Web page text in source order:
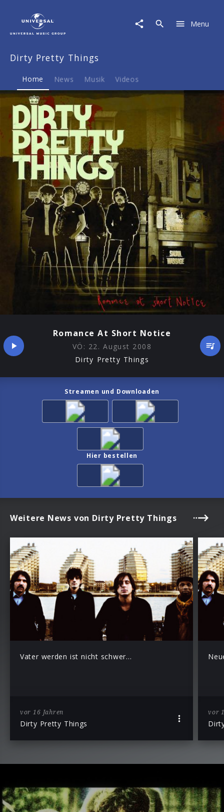
Menu
Dirty Pretty Things
Home News Musik Videos
Romance At Short Notice
VÖ: 22. August 2008
Dirty Pretty Things
Streamen und Downloaden
Hier bestellen
Weitere News von Dirty Pretty Things
Vater werden ist nicht schwer…
vor 16 Jahren
Dirty Pretty Things
vor